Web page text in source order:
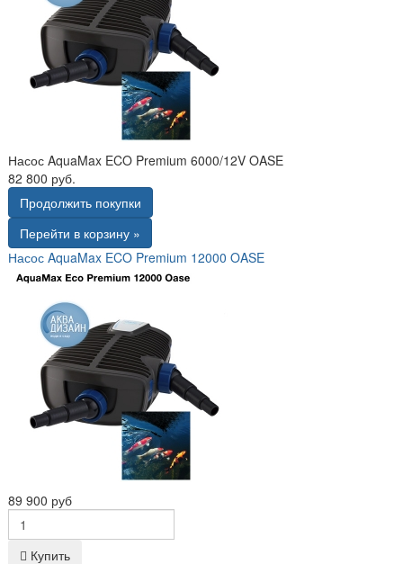
Насос AquaMax ECO Premium 6000/12V OASE
82 800 руб.
Продолжить покупки
Перейти в корзину »
Насос AquaMax ECO Premium 12000 OASE
89 900 руб
Купить